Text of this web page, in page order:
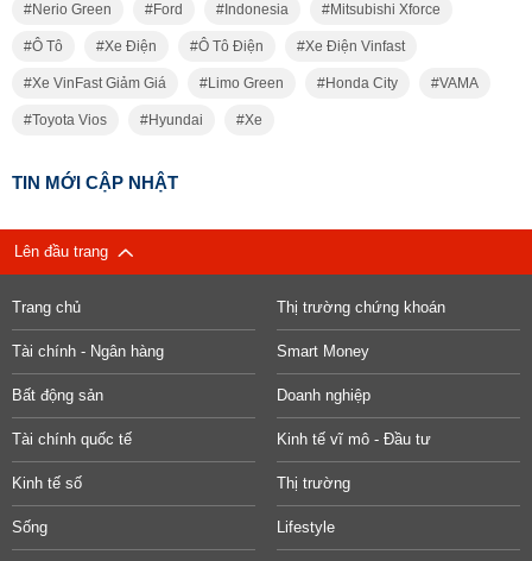
Nerio Green Ford Indonesia Mitsubishi Xforce
Ô Tô Xe Điện Ô Tô Điện Xe Điện Vinfast
Xe VinFast Giảm Giá Limo Green Honda City VAMA
Toyota Vios Hyundai Xe
TIN MỚI CẬP NHẬT
Lên đầu trang
Trang chủ Thị trường chứng khoán
Tài chính - Ngân hàng Smart Money
Bất động sản Doanh nghiệp
Tài chính quốc tế Kinh tế vĩ mô - Đầu tư
Kinh tế số Thị trường
Sống Lifestyle